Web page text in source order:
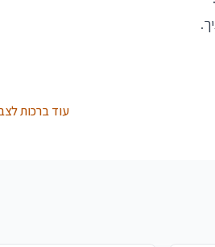
עוד ברכות